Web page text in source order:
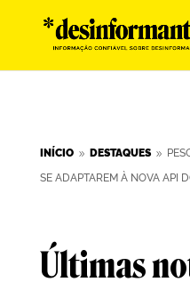
INÍCIO 9 DESTAQUES 9
SE ADAPTAREM À NOVA API
Últimas